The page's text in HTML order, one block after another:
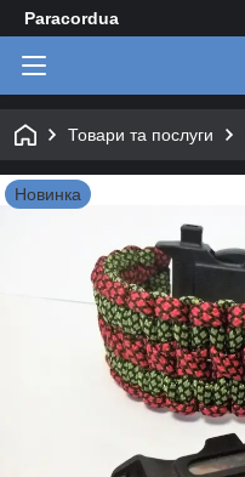
Paracordua
Товари та послуги
Новинка